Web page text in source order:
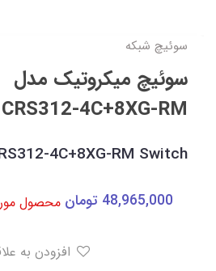
سوئیچ شبکه
سوئیچ میکروتیک مدل
CRS312-4C+8XG-RM
4C+8XG-RM Switch
48,965,000 تومان محصول